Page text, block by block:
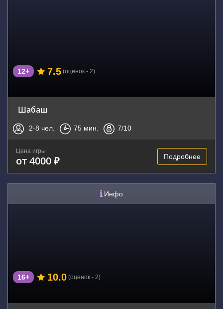
12+ 7.5 (оценок - 2)
Шабаш
2-8 чел. 75 мин. 7/10
Цена игры
от 4000 ₽ Подробнее
Инфо
16+ 10.0 (оценок - 2)